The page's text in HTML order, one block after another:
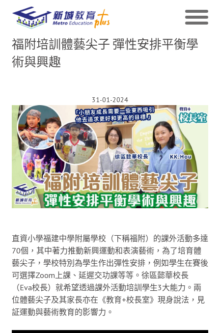
福附培訓體藝尖子 彈性安排平衡學
術與興趣
31-01-2024
直資小學福建中學附屬學校（下稱福附）的課外活動多達
70個，其中著力推動新興運動和表演藝術，為了培育體
藝尖子，學校特別為學生作出彈性安排，例如學生在賽後
可選擇Zoom上課、延遲交功課等等。徐區懿華校長
（Eva校長）就希望透過課外活動培訓學生3大能力。兩
位體藝尖子及其家長亦在《教育+校長室》現身說法，見
証運動與藝術教育的影響力。